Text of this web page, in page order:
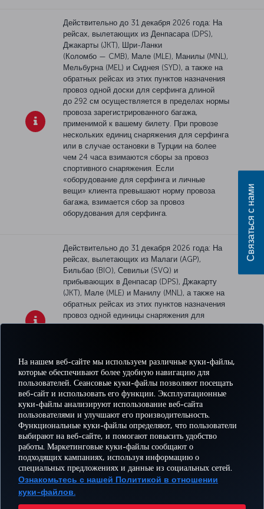
На нашем веб-сайте мы используем различные куки-файлы,
которые обеспечивают более удобную навигацию для
пользователей. Сеансовые куки-файлы позволяют посещать
веб-сайт и использовать его функции. Эксплуатационные
куки-файлы анализируют использование веб-сайта
пользователями и улучшают его производительность.
Функциональные куки-файлы определяют, что пользователи
выбирают на веб-сайте, и помогают повысить удобство
работы. Маркетинговые куки-файлы сообщают о
подходящих кампаниях, используя информацию о
специальных предложениях и данные из социальных сетей.
Ознакомьтесь с нашей Политикой в отношении
куки-файлов.
Действительно до 31 декабря 2026 года: На
рейсах, вылетающих из Денпасара (DPS),
Джакарты (JKT), Шри-Ланки
(Коломбо — CMB), Мале (MLE), Манилы (MNL),
Мельбурна (MEL) и Сиднея (SYD), а также на
обратных рейсах из этих пунктов назначения
провоз одной доски для серфинга длиной
до 292 см осуществляется в пределах нормы
провоза зарегистрированного багажа,
применимой к вашему билету. При провозе
нескольких единиц снаряжения для серфинга
или в случае остановки в Турции на более
чем 24 часа взимаются сборы за провоз
спортивного снаряжения. Если
«оборудование для серфинга и личные
вещи» клиента превышают норму провоза
багажа, взимается сбор за провоз
оборудования для серфинга.
Действительно до 31 декабря 2026 года: На
рейсах, вылетающих из Малаги (AGP),
Бильбао (BIO), Севильи (SVQ) и
прибывающих в Денпасар (DPS), Джакарту
(JKT), Мале (MLE) и Манилу (MNL), а также на
обратных рейсах из этих пунктов назначения
провоз одной единицы снаряжения для
кайтсерфинга осуществляется в пределах
нескольких единиц снаряжения для
кайтсерфинга или в случае остановки в
Турции на более чем 24 часа взимаются
сборы за провоз спортивного снаряжения.
Facebook
TwitterInstagram
YouTubeLinkedIn
TikTokБлогPinterest
БРОНИРУЙТЕ И
УПРАВЛЯЙТЕ
БРОНИРОВАНИЕМ
ВПЕЧАТЛЕНИЕ
ПРЕДЛОЖЕНИЯ
И
НАПРАВЛЕНИЯ
ПОМОЩЬ
Связаться с нами